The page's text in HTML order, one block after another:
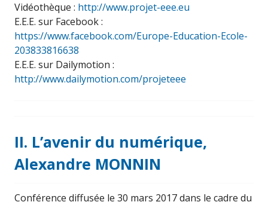
Vidéothèque : http://www.projet-eee.eu
E.E.E. sur Facebook :
https://www.facebook.com/Europe-Education-Ecole-
203833816638
E.E.E. sur Dailymotion :
http://www.dailymotion.com/projeteee
II. L’avenir du numérique,
Alexandre MONNIN
Conférence diffusée le 30 mars 2017 dans le cadre du